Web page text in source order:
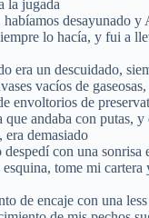
la jugada
desayunado
lo hacía, y fui a
era un descuidado,
vacíos de
envoltorios de
andaba con putas,
era demasiado
con una sonrisa
tome mi
de encaje con una